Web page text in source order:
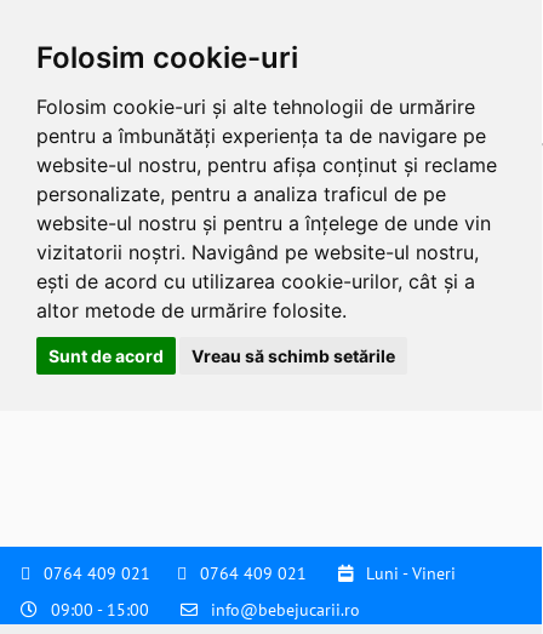
Folosim cookie-uri
Folosim cookie-uri și alte tehnologii de urmărire
pentru a îmbunătăți experiența ta de navigare pe
website-ul nostru, pentru afișa conținut și reclame
personalizate, pentru a analiza traficul de pe
website-ul nostru și pentru a înțelege de unde vin
vizitatorii noștri. Navigând pe website-ul nostru,
ești de acord cu utilizarea cookie-urilor, cât și a
altor metode de urmărire folosite.
Sunt de acord Vreau să schimb setările
0764 409 021 0764 409 021
Luni - Vineri
09:00 - 15:00
info@bebejucarii.ro